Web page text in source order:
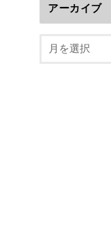
アーカイブ